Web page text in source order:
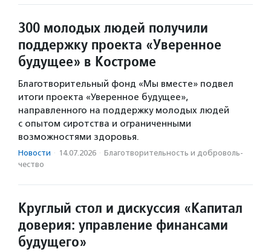
300 молодых людей получили
поддержку проекта «Уверенное
будущее» в Костроме
Благотворительный фонд «Мы вместе» подвел
итоги проекта «Уверенное будущее»,
направленного на поддержку молодых людей
с опытом сиротства и ограниченными
возможностями здоровья.
Новости · 14.07.2026 · Благотвори­тель­ность и доброволь­
чест­во
Круглый стол и дискуссия «Капитал
доверия: управление финансами
будущего»